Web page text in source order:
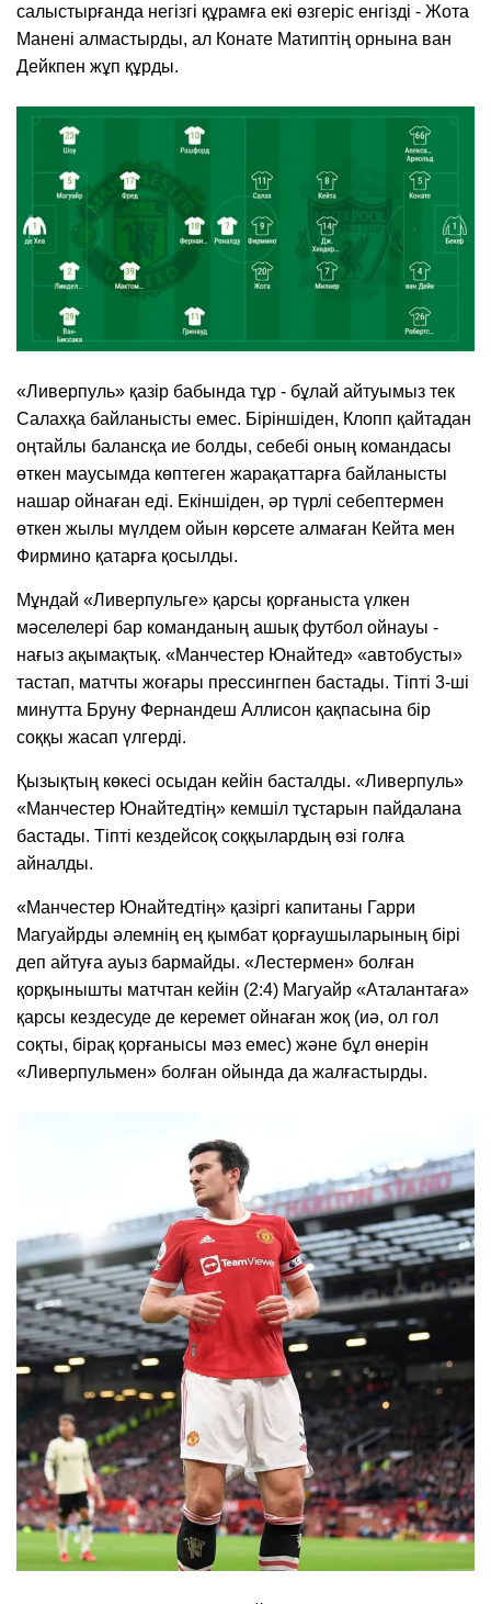
салыстырғанда негізгі құрамға екі өзгеріс енгізді - Жота
Манені алмастырды, ал Конате Матиптің орнына ван
Дейкпен жұп құрды.
«Ливерпуль» қазір бабында тұр - бұлай айтуымыз тек
Салахқа байланысты емес. Біріншіден, Клопп қайтадан
оңтайлы балансқа ие болды, себебі оның командасы
өткен маусымда көптеген жарақаттарға байланысты
нашар ойнаған еді. Екіншіден, әр түрлі себептермен
өткен жылы мүлдем ойын көрсете алмаған Кейта мен
Фирмино қатарға қосылды.
Мұндай «Ливерпульге» қарсы қорғаныста үлкен
мәселелері бар команданың ашық футбол ойнауы -
нағыз ақымақтық. «Манчестер Юнайтед» «автобусты»
тастап, матчты жоғары прессингпен бастады. Тіпті 3-ші
минутта Бруну Фернандеш Аллисон қақпасына бір
соққы жасап үлгерді.
Қызықтың көкесі осыдан кейін басталды. «Ливерпуль»
«Манчестер Юнайтедтің» кемшіл тұстарын пайдалана
бастады. Тіпті кездейсоқ соққылардың өзі голға
айналды.
«Манчестер Юнайтедтің» қазіргі капитаны Гарри
Магуайрды әлемнің ең қымбат қорғаушыларының бірі
деп айтуға ауыз бармайды. «Лестермен» болған
қорқынышты матчтан кейін (2:4) Магуайр «Аталантаға»
қарсы кездесуде де керемет ойнаған жоқ (иә, ол гол
соқты, бірақ қорғанысы мәз емес) және бұл өнерін
«Ливерпульмен» болған ойында да жалғастырды.